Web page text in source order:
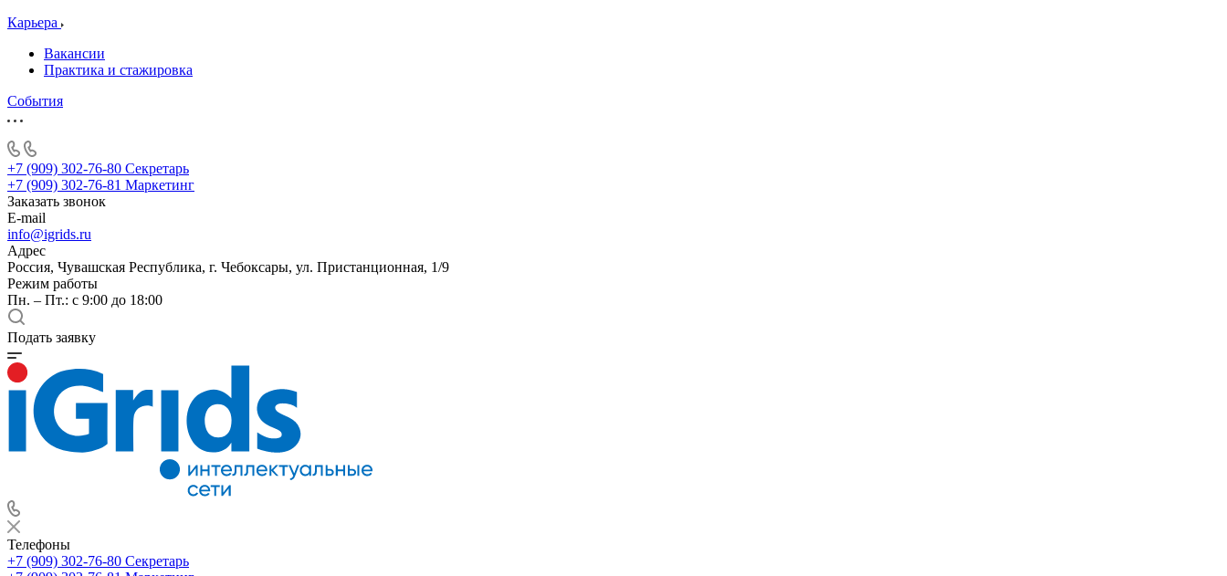
Карьера
Вакансии
Практика и стажировка
События
+7 (909) 302-76-80 Секретарь
+7 (909) 302-76-81 Маркетинг
Заказать звонок
E-mail
info@igrids.ru
Адрес
Россия, Чувашская Республика, г. Чебоксары, ул. Пристанционная, 1/9
Режим работы
Пн. – Пт.: с 9:00 до 18:00
Подать заявку
Телефоны
+7 (909) 302-76-80 Секретарь